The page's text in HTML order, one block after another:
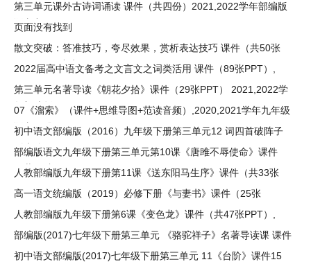
第三单元课外古诗词诵读 课件（共四份）2021,2022学年部编版
语文九
页面没有找到
散文突破：答准技巧，夸尽效果，赏析表达技巧 课件（共50张
ppt）2021中考
2022届高中语文备考之文言文之词类活用 课件（89张PPT）,
第三单元名著导读《朝花夕拾》课件（29张PPT） 2021,2022学
年部编版
07《溜索》（课件+思维导图+范读音频）,2020,2021学年九年级
语文下册
初中语文部编版（2016）九年级下册第三单元12 词四首破阵子
《为陈同
部编版语文九年级下册第三单元第10课《唐雎不辱使命》课件
（共46张
人教部编版九年级下册第11课《送东阳马生序》课件（共33张
PPT）,
高一语文统编版（2019）必修下册《与妻书》课件（25张
PPT）,
人教部编版九年级下册第6课《变色龙》课件（共47张PPT）,
部编版(2017)七年级下册第三单元 《骆驼祥子》名著导读课 课件
36
初中语文部编版(2017)七年级下册第三单元 11《台阶》课件15